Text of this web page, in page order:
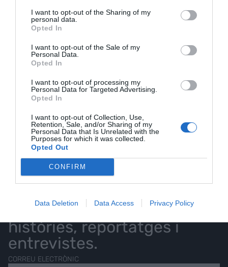
I want to opt-out of the Sharing of my
personal data.
Opted In
I want to opt-out of the Sale of my
Personal Data.
Opted In
I want to opt-out of processing my
Personal Data for Targeted Advertising.
Opted In
I want to opt-out of Collection, Use,
Retention, Sale, and/or Sharing of my
Personal Data that Is Unrelated with the
Purposes for which it was collected.
Opted Out
CONFIRM
Data Deletion Data Access Privacy Policy
ELS MÉS LLEGITS
AVUI DESTAQUEM
EL NOSTRE
BUTLLETÍ
Les nostres millors
històries, reportatges i
entrevistes.
CORREU ELECTRÒNIC